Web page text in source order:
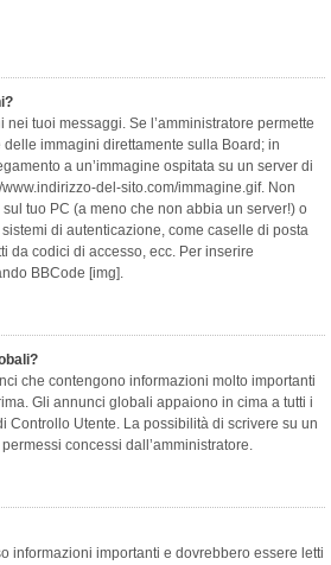
tuoi messaggi. Se l’amministratore permette
immagini direttamente sulla Board; in
a un’immagine ospitata su un server di
del-sito.com/immagine.gif. Non
tuo PC (a meno che non abbia un server!) o
di autenticazione, come caselle di posta
da codici di accesso, ecc. Per inserire
BBCode [img].
che contengono informazioni molto importanti
Gli annunci globali appaiono in cima a tutti i
Controllo Utente. La possibilità di scrivere su un
concessi dall’amministratore.
informazioni importanti e dovrebbero essere letti